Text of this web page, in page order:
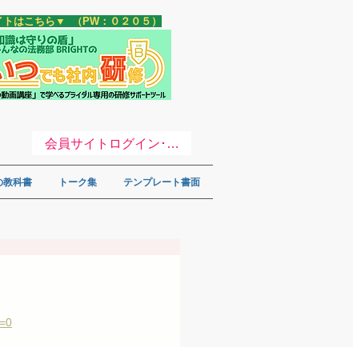
はこちら▼ （PW：０２０５）
教科書 トーク集 テンプレート書面